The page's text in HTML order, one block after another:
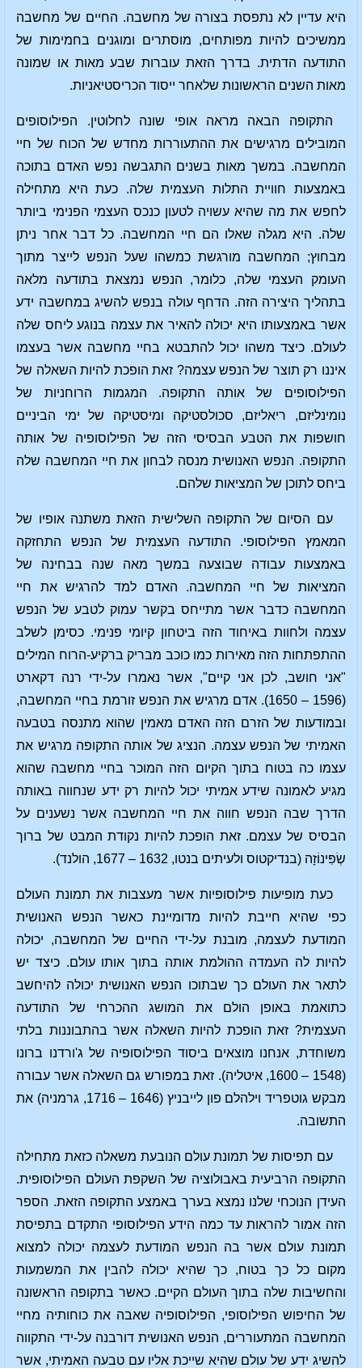
היא עדיין לא נתפסת בצורה של מחשבה. החיים של מחשבה
ממשיכים להיות מפותחים, מוסתרים ומוגנים בחמימות של
התודעה הדתית. בדרך הזאת עוברות שבע מאות או שמונה
מאות השנים הראשונות שלאחר ייסוד הכריסטיאניות.
התקופה הבאה מראה אופי שונה לחלוטין. הפילוסופים
המובילים מרגישים את ההתעוררות מחדש של הכוח של חיי
המחשבה. במשך מאות בשנים התגבשה נפש האדם בתוכה
באמצעות חוויית התלות העצמית שלה. כעת היא מתחילה
לחפש את מה שהיא עשויה לטעון כנכס העצמי הפנימי ביותר
שלה. היא מגלה שאלו הם חיי המחשבה. כל דבר אחר ניתן
מבחוץ; המחשבה מורגשת כמשהו שעל הנפש לייצר מתוך
העומק העצמי שלה, כלומר, הנפש נמצאת בתודעה מלאה
בתהליך היצירה הזה. הדחף עולה בנפש להשיג במחשבה ידע
אשר באמצעותו היא יכולה להאיר את עצמה בנוגע ליחס שלה
לעולם. כיצד משהו יכול להתבטא בחיי מחשבה אשר בעצמו
איננו רק תוצר של הנפש עצמה? זאת הופכת להיות השאלה של
הפילוסופים של אותה התקופה. המגמות הרוחניות של
נומינליזם, ריאליזם, סכולסטיקה ומיסטיקה של ימי הביניים
חושפות את הטבע הבסיסי הזה של הפילוסופיה של אותה
התקופה. הנפש האנושית מנסה לבחון את חיי המחשבה שלה
ביחס לתוכן של המציאות שלהם.
עם הסיום של התקופה השלישית הזאת משתנה אופיו של
המאמץ הפילוסופי. התודעה העצמית של הנפש התחזקה
באמצעות עבודה שבוצעה במשך מאה שנה בבחינה של
המציאות של חיי המחשבה. האדם למד להרגיש את חיי
המחשבה כדבר אשר מתייחס בקשר עמוק לטבע של הנפש
עצמה ולחוות באיחוד הזה ביטחון קיומי פנימי. כסימן לשלב
ההתפתחות הזה מאירות כמו כוכב מבריק ברקיע-הרוח המילים
"אני חושב, לכן אני קיים", אשר נאמרו על-ידי רנה דקארט
(1596 – 1650). אדם מרגיש את הנפש זורמת בחיי המחשבה,
ובמודעות של הזרם הזה האדם מאמין שהוא מתנסה בטבעה
האמיתי של הנפש עצמה. הנציג של אותה התקופה מרגיש את
עצמו כה בטוח בתוך הקיום הזה המוכר בחיי מחשבה שהוא
מגיע לאמונה שידע אמיתי יכול להיות רק ידע שנחווה באותה
הדרך שבה הנפש חווה את חיי המחשבה אשר נשענים על
הבסיס של עצמם. זאת הופכת להיות נקודת המבט של ברוך
שְׂפִּינוֹזָה (בנדיקטוס ולעיתים בנטו, 1632 – 1677, הולנד).
כעת מופיעות פילוסופיות אשר מעצבות את תמונת העולם
כפי שהיא חייבת להיות מדומיינת כאשר הנפש האנושית
המודעת לעצמה, מובנת על-ידי החיים של המחשבה, יכולה
להיות לה העמדה ההולמת אותה בתוך אותו עולם. כיצד יש
לתאר את העולם כך שבתוכו הנפש האנושית יכולה להיחשב
כתואמת באופן הולם את המושג ההכרחי של התודעה
העצמית? זאת הופכת להיות השאלה אשר בהתבוננות בלתי
משוחדת, אנחנו מוצאים ביסוד הפילוסופיה של ג'ורדנו ברונו
(1548 – 1600, איטליה). זאת במפורש גם השאלה אשר עבורה
מבקש גוטפריד וילהלם פון לייבניץ (1646 – 1716, גרמניה) את
התשובה.
עם תפיסות של תמונת עולם הנובעת משאלה כזאת מתחילה
התקופה הרביעית באבולוציה של השקפת העולם הפילוסופית.
העידן הנוכחי שלנו נמצא בערך באמצע התקופה הזאת. הספר
הזה אמור להראות עד כמה הידע הפילוסופי התקדם בתפיסת
תמונת עולם אשר בה הנפש המודעת לעצמה יכולה למצוא
מקום כל כך בטוח, כך שהיא יכולה להבין את המשמעות
והחשיבות שלה בתוך העולם הקיים. כאשר בתקופה הראשונה
של החיפוש הפילוסופי, הפילוסופיה שאבה את כוחותיה מחיי
המחשבה המתעוררים, הנפש האנושית דורבנה על-ידי התקווה
להשיג ידע של עולם שהיא שייכת אליו עם טבעה האמיתי, אשר